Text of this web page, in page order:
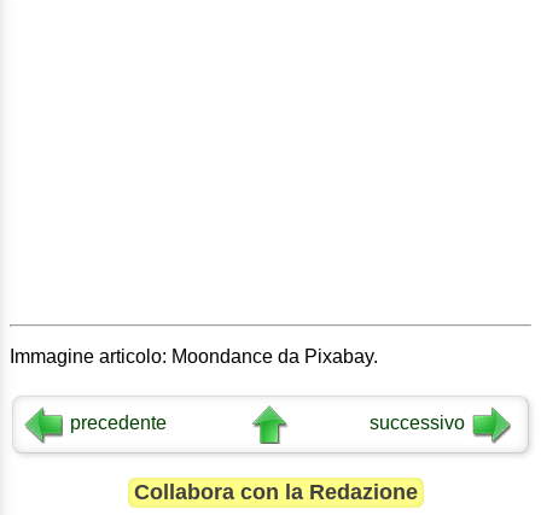
Immagine articolo: Moondance da Pixabay.
precedente successivo
Collabora con la Redazione